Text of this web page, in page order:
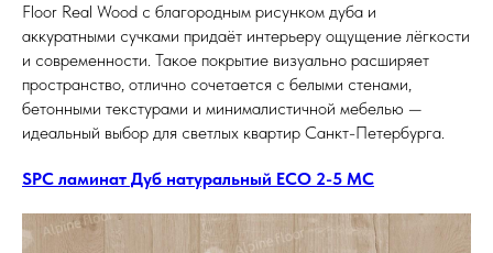
Floor Real Wood с благородным рисунком дуба и
аккуратными сучками придаёт интерьеру ощущение лёгкости
и современности. Такое покрытие визуально расширяет
пространство, отлично сочетается с белыми стенами,
бетонными текстурами и минималистичной мебелью —
идеальный выбор для светлых квартир Санкт-Петербурга.
SPC ламинат Дуб натуральный ECO 2-5 MC